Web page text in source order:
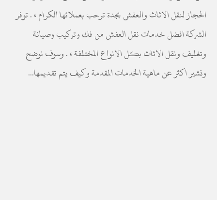
الحجاز لنقل الاثاث والعفش بجدة ترحب بعملائها الكرام ، . توفر
الشركة افضل خدمات نقل العفش من فك وتركيب وصيانة
وتغليف ونقل الاثاث بكل الانواع المختلفة ، . وسوف نوضح
ونشير اكثر عن ماهية الخدمات المقدمة وكيف يتم تقديمها...